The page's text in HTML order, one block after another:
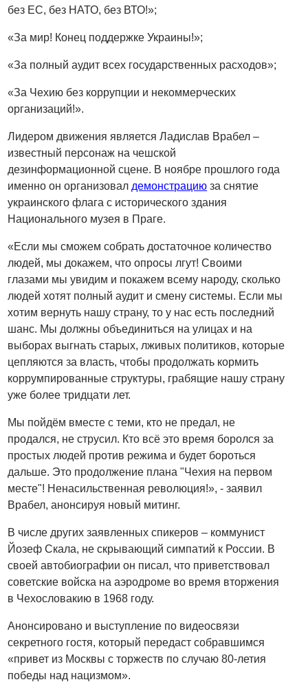
без ЕС, без НАТО, без ВТО!»;
«За мир! Конец поддержке Украины!»;
«За полный аудит всех государственных расходов»;
«За Чехию без коррупции и некоммерческих
организаций!».
Лидером движения является Ладислав Врабел–
известный персонаж на чешской
дезинформационной сцене. В ноябре прошлого года
именно он организовал демонстрацию за снятие
украинского флага с исторического здания
Национального музея в Праге.
«Если мы сможем собрать достаточное количество
людей, мы докажем, что опросы лгут! Своими
глазами мы увидим и покажем всему народу, сколько
людей хотят полный аудит и смену системы. Если мы
хотим вернуть нашу страну, то у нас есть последний
шанс. Мы должны объединиться на улицах и на
выборах выгнать старых, лживых политиков, которые
цепляются за власть, чтобы продолжать кормить
коррумпированные структуры, грабящие нашу страну
уже более тридцати лет.
Мы пойдём вместе с теми, кто не предал, не
продался, не струсил. Кто всё это время боролся за
простых людей против режима и будет бороться
дальше. Это продолжение плана "Чехия на первом
месте"! Ненасильственная революция!», - заявил
Врабел, анонсируя новый митинг.
В числе других заявленных спикеров – коммунист
Йозеф Скала, не скрывающий симпатий к России. В
своей автобиографии он писал, что приветствовал
советские войска на аэродроме во время вторжения
в Чехословакию в 1968 году.
Анонсировано и выступление по видеосвязи
секретного гостя, который передаст собравшимся
«привет из Москвы с торжеств по случаю 80-летия
победы над нацизмом».